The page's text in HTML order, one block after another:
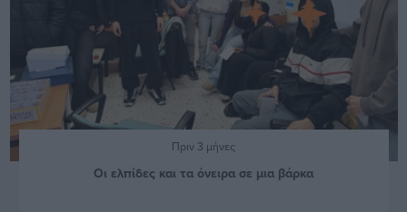
Πριν 3 μήνες
Οι ελπίδες και τα όνειρα σε μια βάρκα